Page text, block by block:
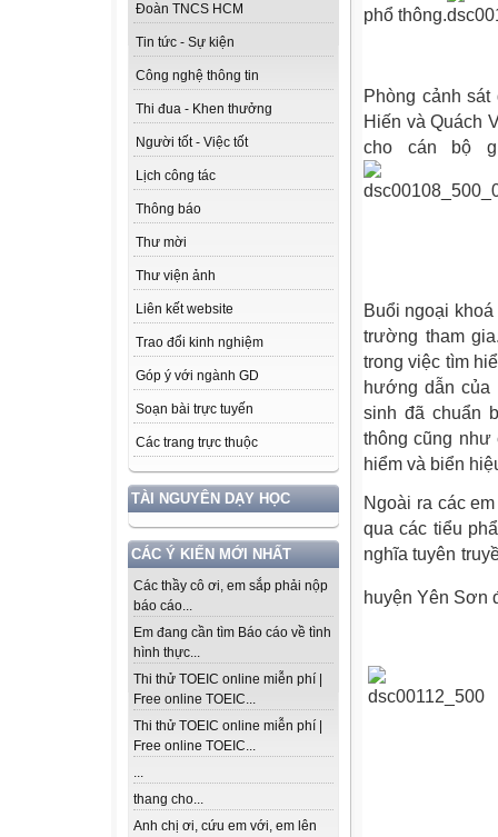
Đoàn TNCS HCM
Tin tức - Sự kiện
Công nghệ thông tin
Thi đua - Khen thưởng
Người tốt - Việc tốt
Lịch công tác
Thông báo
Thư mời
Thư viện ảnh
Liên kết website
Trao đổi kinh nghiệm
Góp ý với ngành GD
Soạn bài trực tuyến
Các trang trực thuộc
TÀI NGUYÊN DẠY HỌC
CÁC Ý KIẾN MỚI NHẤT
Các thầy cô ơi, em sắp phải nộp
báo cáo...
Em đang cần tìm Báo cáo về tình
hình thực...
Thi thử TOEIC online miễn phí |
Free online TOEIC...
Thi thử TOEIC online miễn phí |
Free online TOEIC...
...
thang cho...
Anh chị ơi, cứu em với, em lên
phổ thông.
Phòng cảnh
Hiến và Quách
cho cán bộ
Buổi ngoại
trường tham
trong việc tìm
hướng dẫn của
sinh đã chuẩn
thông cũng như
hiểm và biển
Ngoài ra các
qua các tiểu
nghĩa tuyên
huyện Yên Sơn